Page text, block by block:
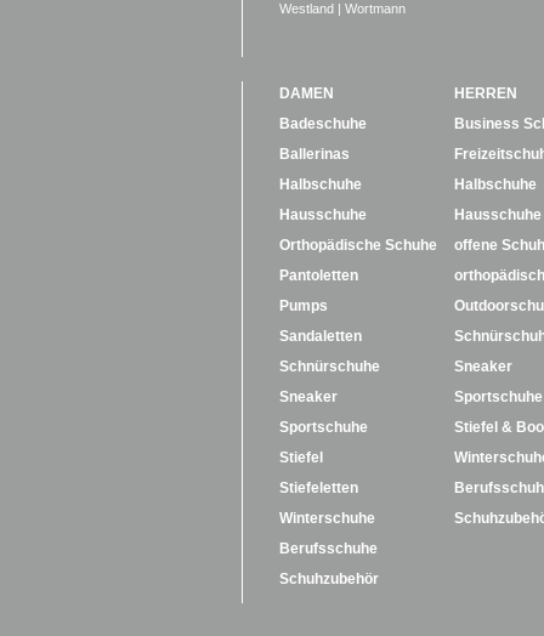
Westland | Wortmann
DAMEN
Badeschuhe
Ballerinas
Halbschuhe
Hausschuhe
Orthopädische Schuhe
Pantoletten
Pumps
Sandaletten
Schnürschuhe
Sneaker
Sportschuhe
Stiefel
Stiefeletten
Winterschuhe
Berufsschuhe
Schuhzubehör
HERREN
Business
Halbschuhe
Hausschuhe
offene
Sneaker
Sportschuhe
Stiefel &